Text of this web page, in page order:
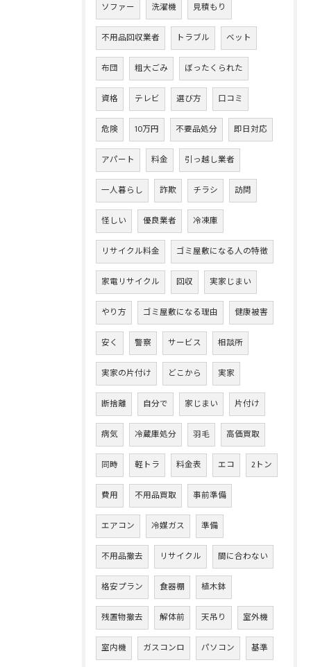
ソファー 洗濯機 見積もり
不用品回収業者 トラブル ベット
布団 粗大ごみ ぼったくられた
資格 テレビ 選び方 口コミ
危険 10万円 不要品処分 即日対応
アパート 料金 引っ越し業者
一人暮らし 詐欺 チラシ 訪問
怪しい 優良業者 冷凍庫
リサイクル料金 ゴミ屋敷になる人の特徴
家電リサイクル 回収 実家じまい
やり方 ゴミ屋敷になる理由 健康被害
安く 警察 サービス 相談所
実家の片付け どこから 実家
断捨離 自分で 家じまい 片付け
病気 冷蔵庫処分 羽毛 高価買取
同時 軽トラ 料金表 エコ 2トン
費用 不用品買取 事前準備
エアコン 冷媒ガス 準備
不用品撤去 リサイクル 間に合わない
格安プラン 食器棚 植木鉢
残置物撤去 解体前 天吊り 室外機
室内機 ガスコンロ パソコン 基準